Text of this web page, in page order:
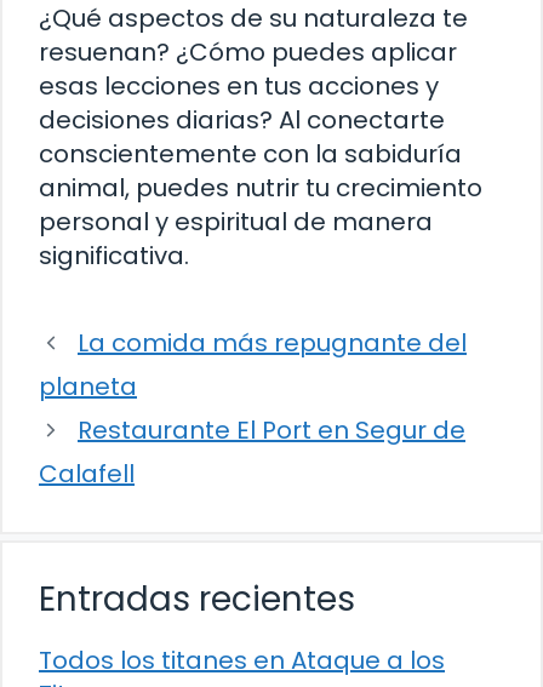
¿Qué aspectos de su naturaleza te
resuenan? ¿Cómo puedes aplicar
esas lecciones en tus acciones y
decisiones diarias? Al conectarte
conscientemente con la sabiduría
animal, puedes nutrir tu crecimiento
personal y espiritual de manera
significativa.
La comida más repugnante del
planeta
Restaurante El Port en Segur de
Calafell
Entradas recientes
Todos los titanes en Ataque a los